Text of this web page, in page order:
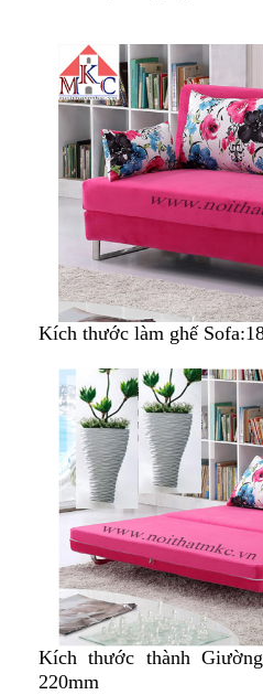
Kích thước làm ghế
Kích thước thành
220mm